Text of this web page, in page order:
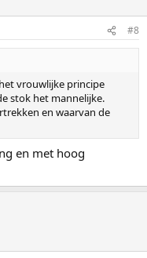
#8
vrouwlijke principe
stok het mannelijke.
en waarvan de
en met hoog